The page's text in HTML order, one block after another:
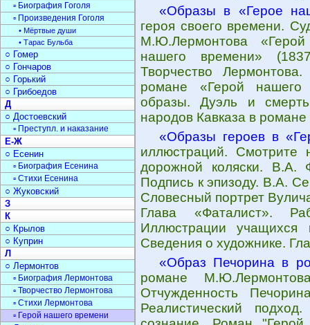
«Образы в «Герое
героя своего времени.
М.Ю.Лермонтова
нашего времени»
Творчество
романе «Герой
образы. Дуэль и
народов Кавказа в
«Образы героев в
иллюстраций. Смотрите
дорожной коляски. В.А.
Подпись к эпизоду. В.А.
Словесный портрет
Глава «Фаталист».
Иллюстрации
Сведения о художнике.
«Образ Печорина в
романе
Отчужденность
Реалистический
▫ Биография Гоголя
▫ Произведения Гоголя
• Мёртвые души
• Тарас Бульба
○ Гомер
○ Гончаров
○ Горький
○ Грибоедов
Д
○ Достоевский
▫ Преступл. и наказание
Е-Ж
○ Есенин
▫ Биография Есенина
▫ Стихи Есенина
○ Жуковский
З
К
○ Крылов
○ Куприн
Л
○ Лермонтов
▫ Биография Лермонтова
▫ Творчество Лермонтова
▫ Стихи Лермонтова
▫ Герой нашего времени